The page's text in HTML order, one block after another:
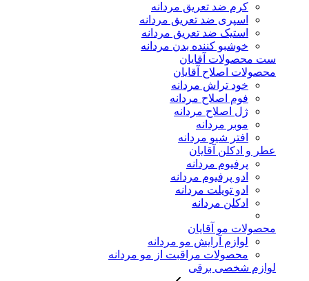
کرم ضد تعریق مردانه
اسپری ضد تعریق مردانه
استیک ضد تعریق مردانه
خوشبو کننده بدن مردانه
ست محصولات آقایان
محصولات اصلاح آقایان
خود تراش مردانه
فوم اصلاح مردانه
ژل اصلاح مردانه
موبر مردانه
افتر شیو مردانه
عطر و ادکلن آقایان
پرفیوم مردانه
ادو پرفیوم مردانه
ادو تویلت مردانه
ادکلن مردانه
محصولات مو آقایان
لوازم آرایش مو مردانه
محصولات مراقبت از مو مردانه
لوازم شخصی برقی